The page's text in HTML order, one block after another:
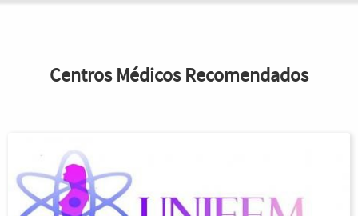
Centros Médicos Recomendados